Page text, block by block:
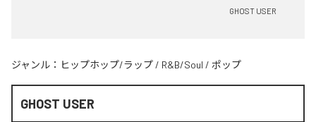
GHOST USER
ジャンル： ヒップホップ/ラップ / R&B/Soul / ポップ
GHOST USER